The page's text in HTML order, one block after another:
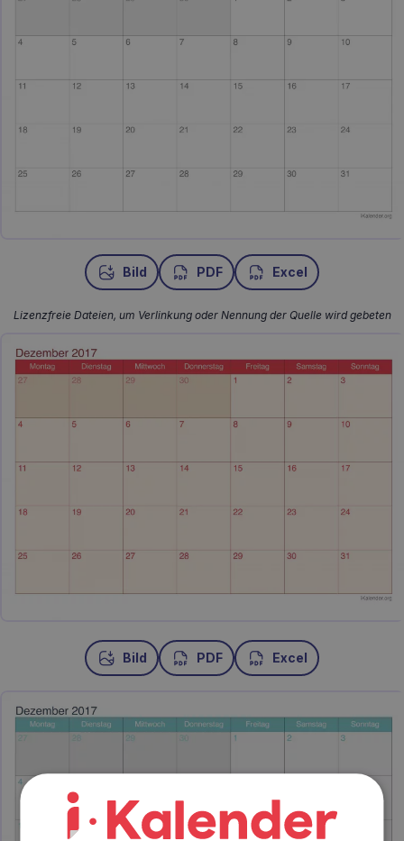
Bild PDF Excel
Lizenzfreie Dateien, um Verlinkung oder Nennung der Quelle wird gebeten
Bild PDF Excel